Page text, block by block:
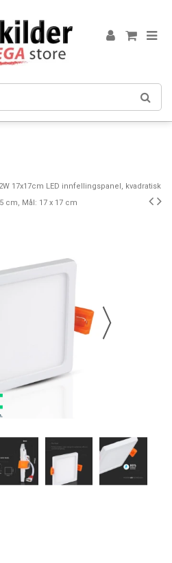
17x17cm LED innfellingspanel, kvadratisk
cm, Mål: 17 x 17 cm